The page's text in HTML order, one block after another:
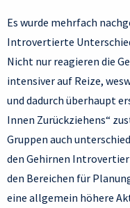
Es wurde mehrfach
Introvertierte
Nicht nur reagieren die
intensiver auf Reize,
und dadurch überhaupt
Innen Zurückziehens“
Gruppen auch
den Gehirnen
den Bereichen für
eine allgemein höhere